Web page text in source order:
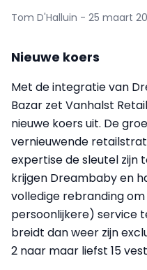
Tom D'Halluin - 25 maart
Nieuwe koers
Met de integratie van
Bazar zet Vanhalst
nieuwe koers uit. De
vernieuwende
expertise de sleutel zijn
krijgen Dreambaby en
volledige rebranding
persoonlijkere) service
breidt dan weer zijn
2 naar maar liefst 15